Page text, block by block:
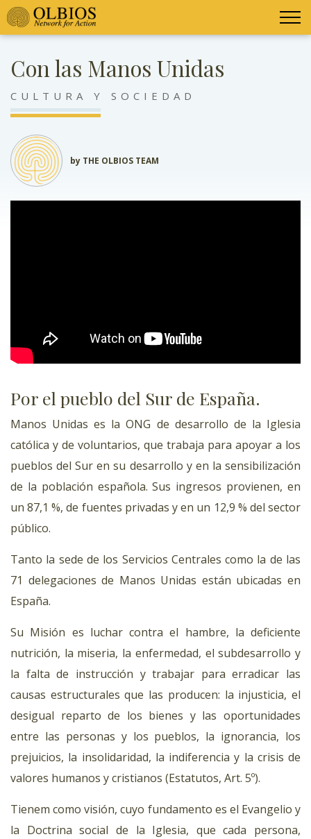
Con las Manos Unidas
CULTURA Y SOCIEDAD
by THE OLBIOS TEAM
Por el pueblo del Sur de España.
Manos Unidas es la ONG de desarrollo de la Iglesia
católica y de voluntarios, que trabaja para apoyar a los
pueblos del Sur en su desarrollo y en la sensibilización
de la población española. Sus ingresos provienen, en
un 87,1 %, de fuentes privadas y en un 12,9 % del sector
público.
Tanto la sede de los Servicios Centrales como la de las
71 delegaciones de Manos Unidas están ubicadas en
España.
Su Misión es luchar contra el hambre, la deficiente
nutrición, la miseria, la enfermedad, el subdesarrollo y
la falta de instrucción y trabajar para erradicar las
causas estructurales que las producen: la injusticia, el
desigual reparto de los bienes y las oportunidades
entre las personas y los pueblos, la ignorancia, los
prejuicios, la insolidaridad, la indiferencia y la crisis de
valores humanos y cristianos (Estatutos, Art. 5º).
Tienem como visión, cuyo fundamento es el Evangelio y
la Doctrina social de la Iglesia, que cada persona,